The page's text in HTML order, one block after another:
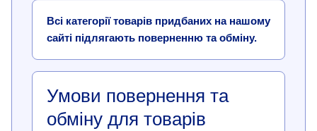
Всі категорії товарів придбаних на нашому
сайті підлягають поверненню та обміну.
Умови повернення та
обміну для товарів